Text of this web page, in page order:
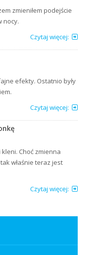
zmieniłem podejście
nocy.
Czytaj więcej:
efekty. Ostatnio były
Czytaj więcej:
kleni. Choć zmienna
właśnie teraz jest
Czytaj więcej: